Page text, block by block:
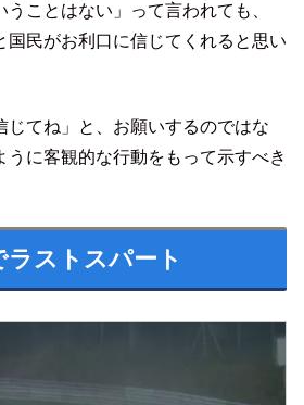
ことはない」って言われても、
国民がお利口に信じてくれると思い
じてね」と、お願いするのではな
うに客観的な行動をもって示すべき
ストスパート